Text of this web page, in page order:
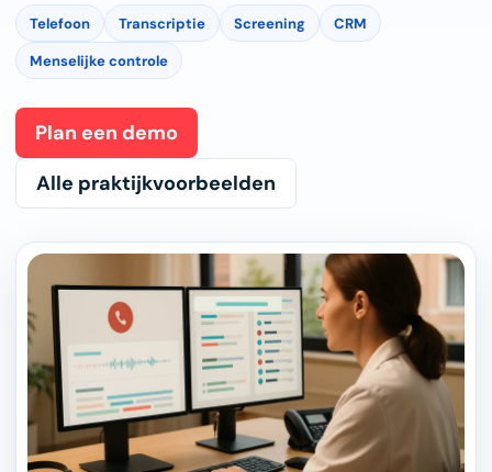
Telefoon Transcriptie Screening
CRM
Menselijke controle
Plan een demo
Alle praktijkvoorbeelden